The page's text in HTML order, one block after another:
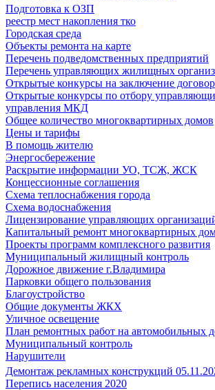
Подготовка к ОЗП
реестр мест накопления тко
Городская среда
Объекты ремонта на карте
Перечень подведомственных предприятий
Перечень управляющих жилищных
Открытые конкурсы на заключение
Открытые конкурсы по отбору
управления МКД
Общее количество многоквартирных домов
Цены и тарифы
В помощь жителю
Энергосбережение
Раскрытие информации УО, ТСЖ, ЖСК
Концессионные соглашения
Схема теплоснабжения города
Схема водоснабжения
Лицензирование управляющих
Капитальный ремонт многоквартирных
Проекты программ комплексного развития
Муниципальный жилищный контроль
Дорожное движение г.Владимира
Парковки общего пользования
Благоустройство
Общие документы ЖКХ
Уличное освещение
План ремонтных работ на автомобильных
Муниципальный контроль
Нарушители
Демонтаж рекламных конструкций
Перепись населения 2020